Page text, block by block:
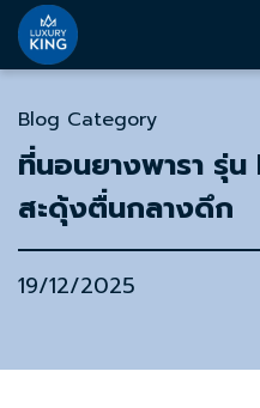
Blog Category
ที่นอนยางพารา รุ่
สะดุ้งตื่นกลางดึก
19/12/2025